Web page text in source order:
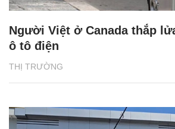
THỊ TRƯỜNG
Người Việt ở Canada thắp
ô tô điện